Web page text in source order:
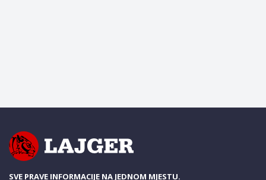
SVE PRAVE INFORMACIJE NA JEDNOM MJESTU.